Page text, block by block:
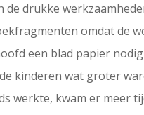
de drukke
omdat de
een blad papier
kinderen wat groter
werkte, kwam er meer